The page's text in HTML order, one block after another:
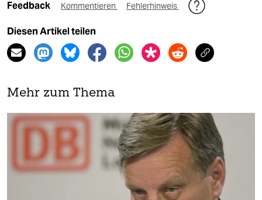
Feedback Kommentieren Fehlerhinweis
Diesen Artikel teilen
Mehr zum Thema